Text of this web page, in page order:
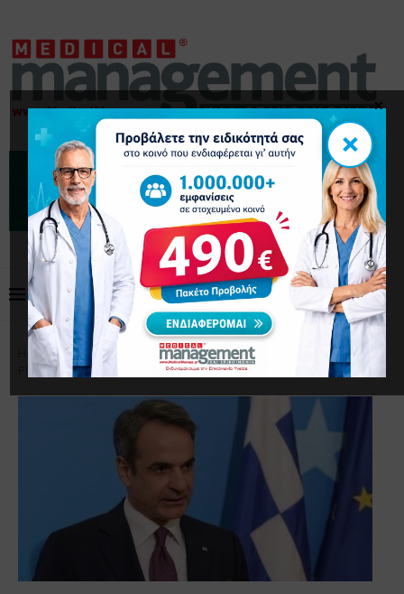
Home Επικαιρότητα
Επιστολή PIF & AMCHAM
Pharma Committee προς τον Πρωθυπουργό
×
×